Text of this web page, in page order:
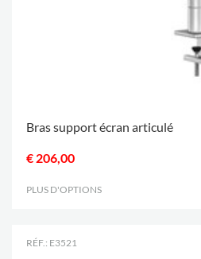
Bras support écran articulé
€ 206,00
PLUS D'OPTIONS
RÉF.: E3521